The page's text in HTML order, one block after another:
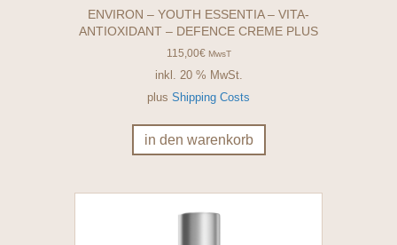
ENVIRON – YOUTH ESSENTIA – VITA-
ANTIOXIDANT – DEFENCE CREME PLUS
115,00€ MwsT
inkl. 20 % MwSt.
plus Shipping Costs
in den warenkorb